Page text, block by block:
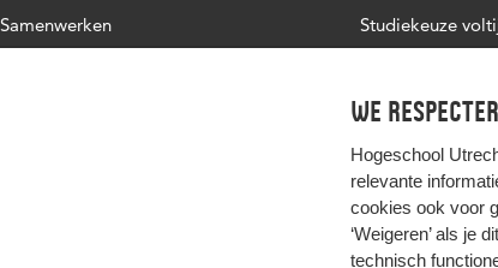
We
Hogeschool
relevante
cookies ook voor
‘Weigeren’ als je
technisch
Samenwerken
Studiekeuze